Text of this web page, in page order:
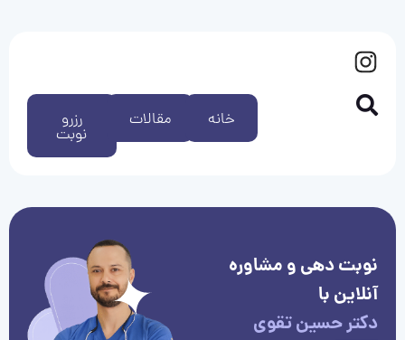
رزرو
نوبت
مقالات خانه
نوبت دهی و مشاوره
آنلاین با
دکتر حسین تقوی